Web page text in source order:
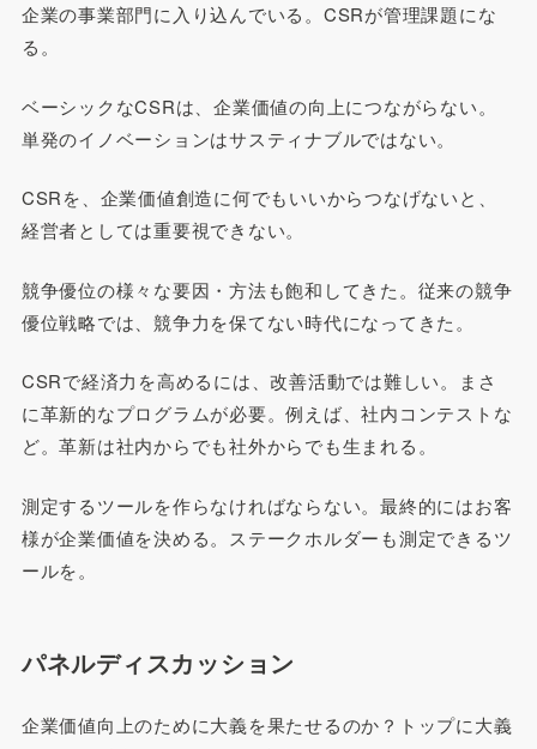
企業の事業部門に入り込んでいる。CSRが管理課題にな
る。
ベーシックなCSRは、企業価値の向上につながらない。
単発のイノベーションはサスティナブルではない。
CSRを、企業価値創造に何でもいいからつなげないと、
経営者としては重要視できない。
競争優位の様々な要因・方法も飽和してきた。従来の競争
優位戦略では、競争力を保てない時代になってきた。
CSRで経済力を高めるには、改善活動では難しい。まさ
に革新的なプログラムが必要。例えば、社内コンテストな
ど。革新は社内からでも社外からでも生まれる。
測定するツールを作らなければならない。最終的にはお客
様が企業価値を決める。ステークホルダーも測定できるツ
ールを。
パネルディスカッション
企業価値向上のために大義を果たせるのか？トップに大義